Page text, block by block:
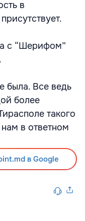
в
с “Шерифом”
была. Все ведь
более
такого
нам в ответном
в Google